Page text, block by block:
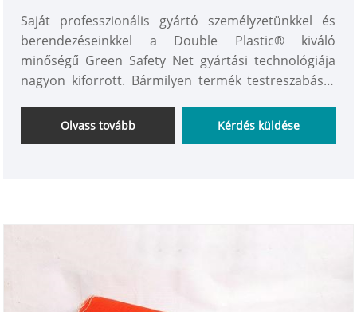
Saját professzionális gyártó személyzetünkkel és
berendezéseinkkel a Double Plastic® kiváló
minőségű Green Safety Net gyártási technológiája
nagyon kiforrott. Bármilyen termék testreszabását
Önnek.Olvass tovább Kérdés küldése